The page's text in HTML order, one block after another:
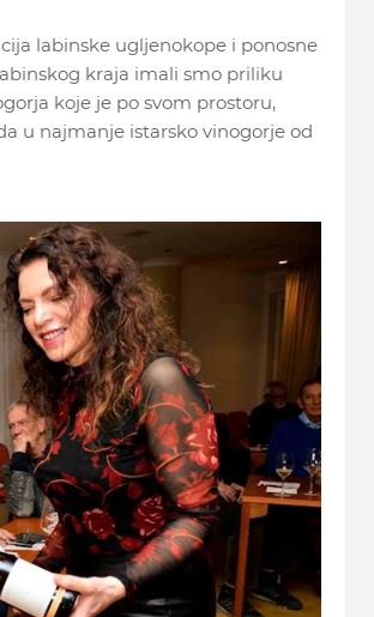
labinske ugljenokope i ponosne
kraja imali smo priliku
koje je po svom prostoru,
u najmanje istarsko vinogorje od